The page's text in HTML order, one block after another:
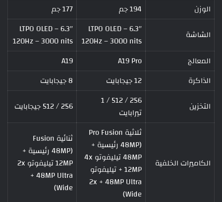
الوزن
194 جم
177 جم
الشاشة
6.3″ LTPO OLED –
120Hz – 3000 nits
6.3″ LTPO OLED –
120Hz – 3000 nits
المعالج
A19 Pro
A19
الذاكرة
12 جيجابايت
8 جيجابايت
التخزين
256 / 512 / 1
تيرابايت
256 / 512 جيجابايت
الكاميرات الخلفية
ثلاثية Pro Fusion
(48MP رئيسية +
48MP تيليفوتو 4x
+ 12MP تيليفوتو
2x + 48MP Ultra
Wide)
ثنائية Fusion
(48MP رئيسية +
12MP تيليفوتو 2x
+ 48MP Ultra
Wide)